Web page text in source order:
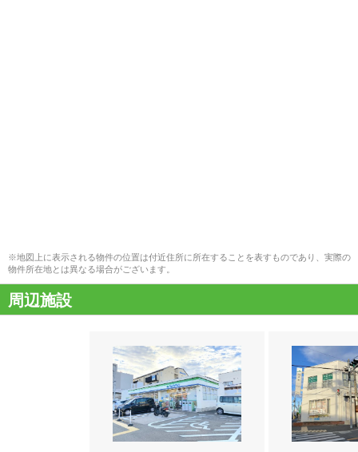
※地図上に表示される物件の位置は付近住所に所在することを表すものであり、実際の
物件所在地とは異なる場合がございます。
周辺施設